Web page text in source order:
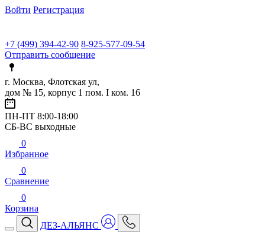
Войти Регистрация
+7 (499) 394-42-90 8-925-577-09-54
Отправить сообщение
г. Москва, Флотская ул,
дом № 15, корпус 1 пом. I ком. 16
ПН-ПТ 8:00-18:00
СБ-ВС выходные
0
Избранное
0
Сравнение
0
Корзина
ДЕЗ-АЛЬЯНС